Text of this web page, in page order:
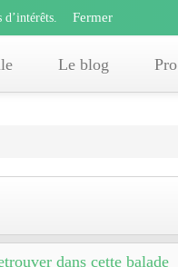
d’intérêts. x
Le blog Pro
d’intérêts. Fermer
d’intérêts. Fermer
dans cette balade